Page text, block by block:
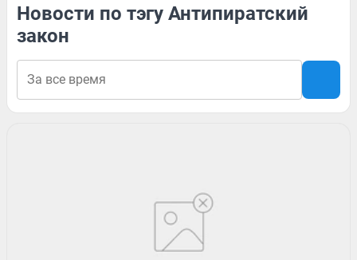
Новости по тэгу Антипиратский
закон